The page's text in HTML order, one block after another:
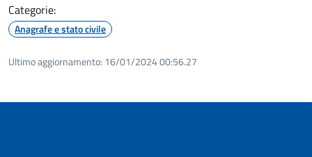
Categorie:
Anagrafe e stato civile
Ultimo aggiornamento: 16/01/2024 00:56.27